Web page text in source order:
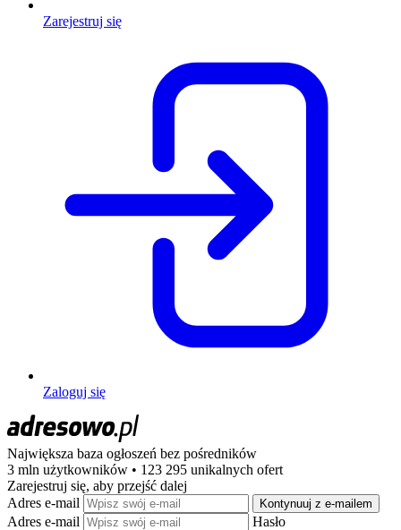
Zarejestruj się
Zaloguj się
Największa baza ogłoszeń bez pośredników
3 mln użytkowników • 123 295 unikalnych ofert
Zarejestruj się, aby przejść dalej
Adres e-mail
Kontynuuj z e-mailem
Adres e-mail Hasło